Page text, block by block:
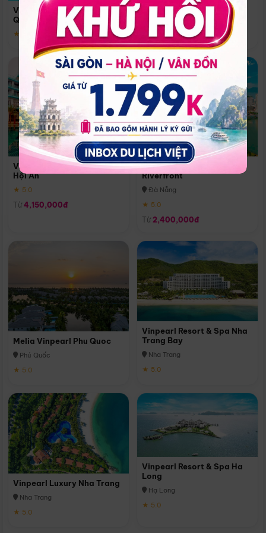
Vinpearl Resort & Spa Phu
Quoc
★ 5.0
Quoc
Phú Quốc
★ 5.0
Vinpearl Resort & Golf Nam
Hội An
★ 5.0
Từ 4,150,000đ
Melia Vinpearl Danang
Riverfront
Đà Nẵng
★ 5.0
Từ 2,400,000đ
Melia Vinpearl Phu Quoc
Phú Quốc
★ 5.0
Vinpearl Resort & Spa Nha
Trang Bay
Nha Trang
★ 5.0
Vinpearl Luxury Nha Trang
Nha Trang
★ 5.0
Vinpearl Resort & Spa Ha
Long
Hạ Long
★ 5.0